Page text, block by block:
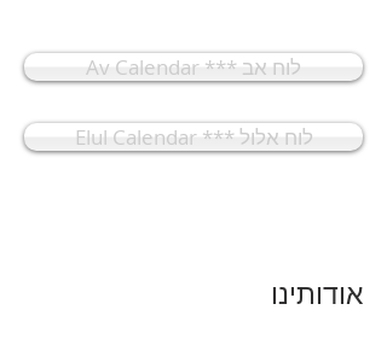
Av Calendar *** לוח אב
Elul Calendar *** לוח אלול
אודותינו